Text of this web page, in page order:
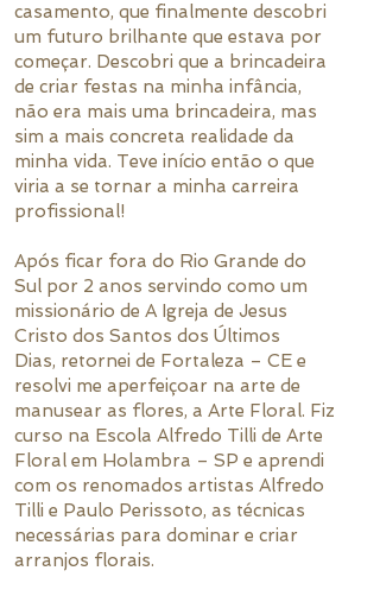
casamento, que finalmente descobri
um futuro brilhante que estava por
começar. Descobri que a brincadeira
de criar festas na minha infância,
não era mais uma brincadeira, mas
sim a mais concreta realidade da
minha vida. Teve início então o que
viria a se tornar a minha carreira
profissional!
Após ficar fora do Rio Grande do
Sul por 2 anos servindo como um
missionário de A Igreja de Jesus
Cristo dos Santos dos Últimos
Dias, retornei de Fortaleza – CE e
resolvi me aperfeiçoar na arte de
manusear as flores, a Arte Floral. Fiz
curso na Escola Alfredo Tilli de Arte
Floral em Holambra – SP e aprendi
com os renomados artistas Alfredo
Tilli e Paulo Perissoto, as técnicas
necessárias para dominar e criar
arranjos florais.